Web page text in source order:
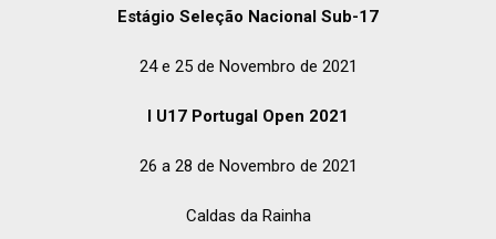
Estágio Seleção Nacional Sub-17
24 e 25 de Novembro de 2021
I U17 Portugal Open 2021
26 a 28 de Novembro de 2021
Caldas da Rainha